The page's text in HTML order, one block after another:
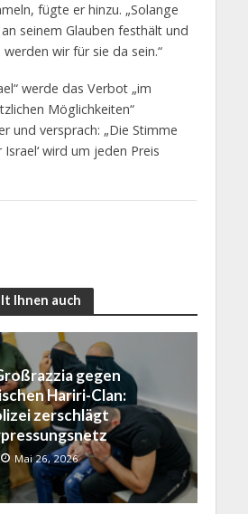
fügte er hinzu. „Solange
seinem Glauben festhält und
wir für sie da sein.“
werde das Verbot „im
Möglichkeiten“
und versprach: „Die Stimme
wird um jeden Preis
Ihnen auch
gegen
Hariri-Clan:
zerschlägt
Mai 26, 2026